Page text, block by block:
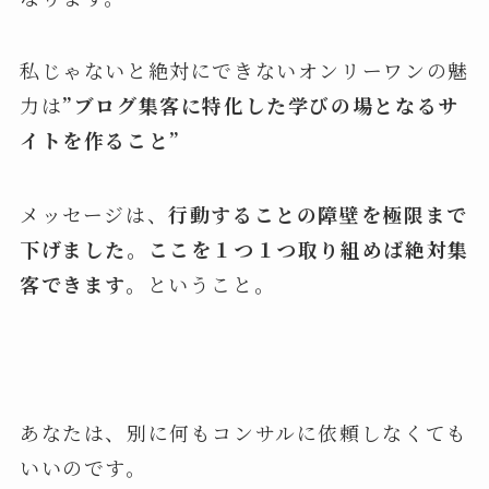
私じゃないと絶対にできないオンリーワンの魅
力は”ブログ集客に特化した学びの場となるサ
イトを作ること”
メッセージは、行動することの障壁を極限まで
下げました。ここを１つ１つ取り組めば絶対集
客できます。
ということ。
あなたは、別に何もコンサルに依頼しなくても
いいのです。